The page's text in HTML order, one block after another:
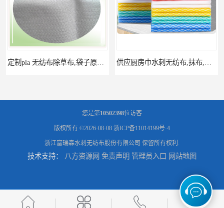
定制pla 无纺布除草布,袋子原料,可降解pla无纺布,pla无纺布卷材 供应厨房巾水刺无纺布,抹布,洗碗巾原料,汽车等多种清洁水刺布
定制不翘胶膏水刺无纺布,清凉贴,巴布贴原料,膏底布水刺布 定制洗脸巾原料,平纹吸水护理巾,珍珠纹,菱形纹水刺无纺布
您是第10502398位访客
版权所有 ©2026-08-08 浙ICP备11014199号-4
浙江富瑞森水刺无纺布股份有限公司 保留所有权利.
技术支持： 八方资源网 免责声明 管理员入口 网站地图